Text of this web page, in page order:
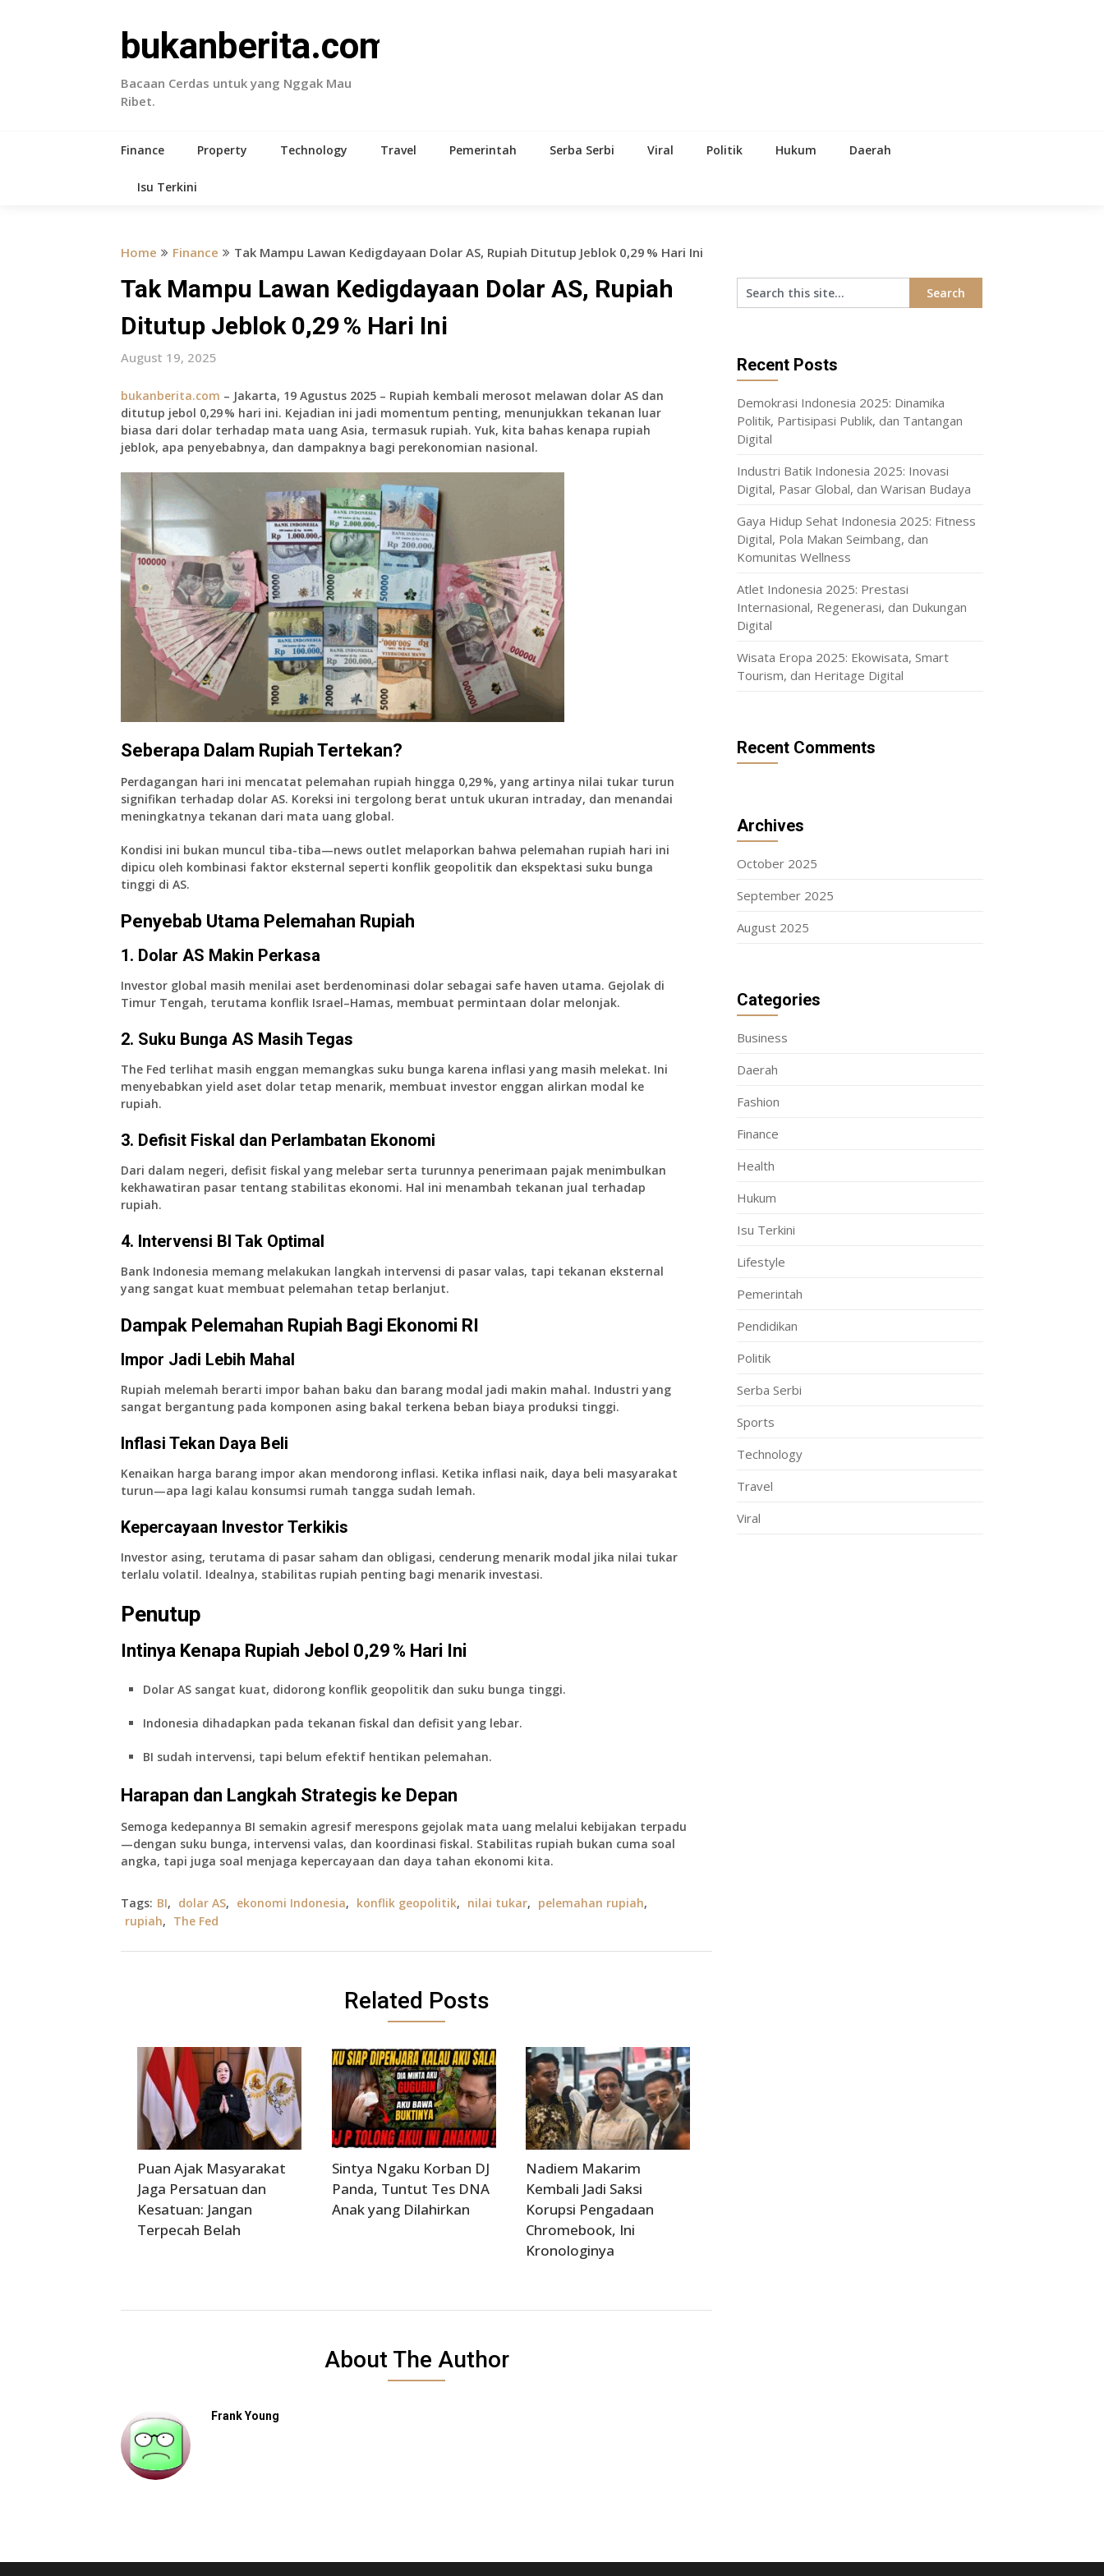
bukanberita.com
Bacaan Cerdas untuk yang Nggak Mau
Ribet.
Finance Property Technology Travel Pemerintah Serba Serbi Viral Politik Hukum Daerah
Isu Terkini
Home Finance Tak Mampu Lawan Kedigdayaan Dolar AS, Rupiah Ditutup Jeblok 0,29 % Hari Ini
Tak Mampu Lawan Kedigdayaan Dolar AS, Rupiah
Ditutup Jeblok 0,29 % Hari Ini
August 19, 2025
bukanberita.com – Jakarta, 19 Agustus 2025 – Rupiah kembali merosot melawan dolar AS dan
ditutup jebol 0,29 % hari ini. Kejadian ini jadi momentum penting, menunjukkan tekanan luar
biasa dari dolar terhadap mata uang Asia, termasuk rupiah. Yuk, kita bahas kenapa rupiah
jeblok, apa penyebabnya, dan dampaknya bagi perekonomian nasional.
Seberapa Dalam Rupiah Tertekan?
Perdagangan hari ini mencatat pelemahan rupiah hingga 0,29 %, yang artinya nilai tukar turun
signifikan terhadap dolar AS. Koreksi ini tergolong berat untuk ukuran intraday, dan menandai
meningkatnya tekanan dari mata uang global.
Kondisi ini bukan muncul tiba-tiba—news outlet melaporkan bahwa pelemahan rupiah hari ini
dipicu oleh kombinasi faktor eksternal seperti konflik geopolitik dan ekspektasi suku bunga
tinggi di AS.
Penyebab Utama Pelemahan Rupiah
1. Dolar AS Makin Perkasa
Investor global masih menilai aset berdenominasi dolar sebagai safe haven utama. Gejolak di
Timur Tengah, terutama konflik Israel–Hamas, membuat permintaan dolar melonjak.
2. Suku Bunga AS Masih Tegas
The Fed terlihat masih enggan memangkas suku bunga karena inflasi yang masih melekat. Ini
menyebabkan yield aset dolar tetap menarik, membuat investor enggan alirkan modal ke
rupiah.
3. Defisit Fiskal dan Perlambatan Ekonomi
Dari dalam negeri, defisit fiskal yang melebar serta turunnya penerimaan pajak menimbulkan
kekhawatiran pasar tentang stabilitas ekonomi. Hal ini menambah tekanan jual terhadap
rupiah.
4. Intervensi BI Tak Optimal
Bank Indonesia memang melakukan langkah intervensi di pasar valas, tapi tekanan eksternal
yang sangat kuat membuat pelemahan tetap berlanjut.
Dampak Pelemahan Rupiah Bagi Ekonomi RI
Impor Jadi Lebih Mahal
Rupiah melemah berarti impor bahan baku dan barang modal jadi makin mahal. Industri yang
sangat bergantung pada komponen asing bakal terkena beban biaya produksi tinggi.
Inflasi Tekan Daya Beli
Kenaikan harga barang impor akan mendorong inflasi. Ketika inflasi naik, daya beli masyarakat
turun—apa lagi kalau konsumsi rumah tangga sudah lemah.
Kepercayaan Investor Terkikis
Investor asing, terutama di pasar saham dan obligasi, cenderung menarik modal jika nilai tukar
terlalu volatil. Idealnya, stabilitas rupiah penting bagi menarik investasi.
Penutup
Intinya Kenapa Rupiah Jebol 0,29 % Hari Ini
Dolar AS sangat kuat, didorong konflik geopolitik dan suku bunga tinggi.
Indonesia dihadapkan pada tekanan fiskal dan defisit yang lebar.
BI sudah intervensi, tapi belum efektif hentikan pelemahan.
Harapan dan Langkah Strategis ke Depan
Semoga kedepannya BI semakin agresif merespons gejolak mata uang melalui kebijakan terpadu
—dengan suku bunga, intervensi valas, dan koordinasi fiskal. Stabilitas rupiah bukan cuma soal
angka, tapi juga soal menjaga kepercayaan dan daya tahan ekonomi kita.
Tags: BI, dolar AS, ekonomi Indonesia, konflik geopolitik, nilai tukar, pelemahan rupiah,
rupiah, The Fed
Related Posts
Puan Ajak Masyarakat
Jaga Persatuan dan
Kesatuan: Jangan
Terpecah Belah
Sintya Ngaku Korban DJ
Panda, Tuntut Tes DNA
Anak yang Dilahirkan
Nadiem Makarim
Kembali Jadi Saksi
Korupsi Pengadaan
Chromebook, Ini
Kronologinya
About The Author
Frank Young
Recent Posts
Demokrasi Indonesia 2025: Dinamika
Politik, Partisipasi Publik, dan Tantangan
Digital
Industri Batik Indonesia 2025: Inovasi
Digital, Pasar Global, dan Warisan Budaya
Gaya Hidup Sehat Indonesia 2025: Fitness
Digital, Pola Makan Seimbang, dan
Komunitas Wellness
Atlet Indonesia 2025: Prestasi
Internasional, Regenerasi, dan Dukungan
Digital
Wisata Eropa 2025: Ekowisata, Smart
Tourism, dan Heritage Digital
Recent Comments
Archives
October 2025
September 2025
August 2025
Categories
Business
Daerah
Fashion
Finance
Health
Hukum
Isu Terkini
Lifestyle
Pemerintah
Pendidikan
Politik
Serba Serbi
Sports
Technology
Travel
Viral